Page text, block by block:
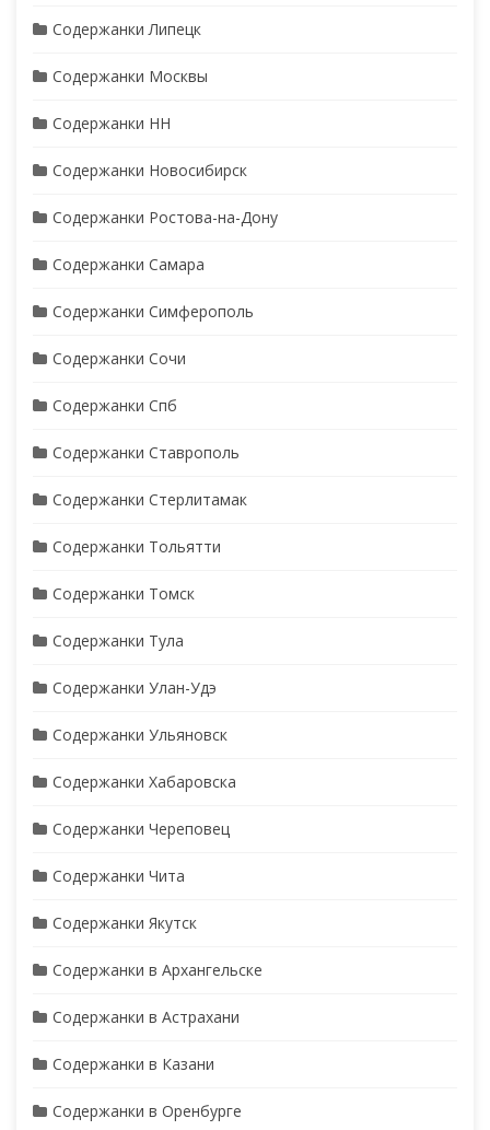
Содержанки Липецк
Содержанки Москвы
Содержанки НН
Содержанки Новосибирск
Содержанки Ростова-на-Дону
Содержанки Самара
Содержанки Симферополь
Содержанки Сочи
Содержанки Спб
Содержанки Ставрополь
Содержанки Стерлитамак
Содержанки Тольятти
Содержанки Томск
Содержанки Тула
Содержанки Улан-Удэ
Содержанки Ульяновск
Содержанки Хабаровска
Содержанки Череповец
Содержанки Чита
Содержанки Якутск
Содержанки в Архангельске
Содержанки в Астрахани
Содержанки в Казани
Содержанки в Оренбурге